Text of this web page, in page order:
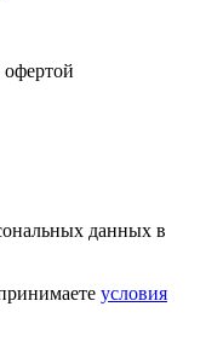
данных в
условия